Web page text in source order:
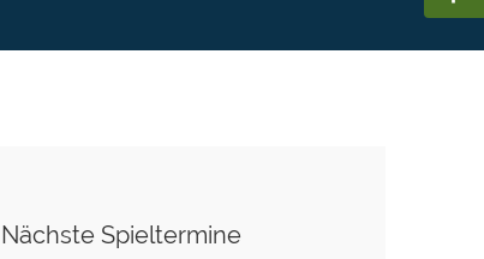
Nächste Spieltermine